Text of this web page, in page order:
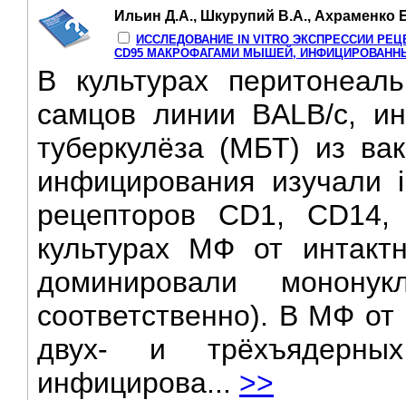
Ильин Д.А., Шкурупий В.А., Ахраменко
ИССЛЕДОВАНИЕ IN VITRO ЭКСПРЕССИИ
CD95 МАКРОФАГАМИ МЫШЕЙ,
В культурах
самцов линии BALB/c,
туберкулёза (МБТ) из
инфицирования изучали
рецепторов CD1,
культурах МФ от
доминировали
соответственно). В МФ
двух- и
инфицирова... >>